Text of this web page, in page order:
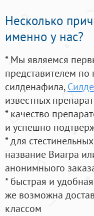
Несколько
именно у нас?
* Мы являемся
представителем
силденафила,
известных
* качество
и успешно
* для
название Виагра
анонимныого
* быстрая и
же возможна
классом